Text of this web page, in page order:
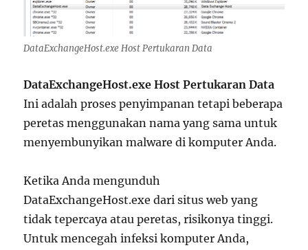
DataExchangeHost.exe Host Pertukaran Data
DataExchangeHost.exe Host Pertukaran Data
Ini adalah proses penyimpanan tetapi beberapa
peretas menggunakan nama yang sama untuk
menyembunyikan malware di komputer Anda.
Ketika Anda mengunduh
DataExchangeHost.exe dari situs web yang
tidak tepercaya atau peretas, risikonya tinggi.
Untuk mencegah infeksi komputer Anda,